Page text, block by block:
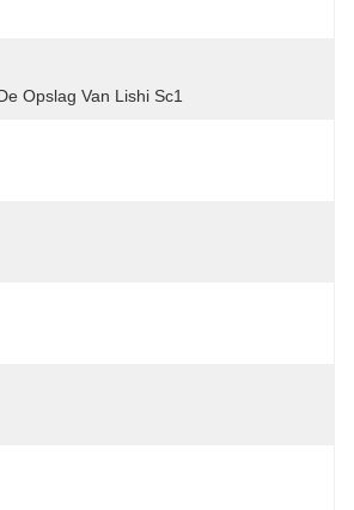
Opslag Van Lishi Sc1